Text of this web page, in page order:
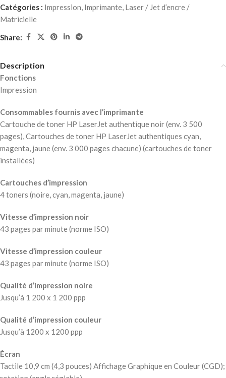
Catégories : Impression, Imprimante, Laser / Jet d’encre /
Matricielle
Share:
Description
Fonctions
Impression
Consommables fournis avec l’imprimante
Cartouche de toner HP LaserJet authentique noir (env. 3 500
pages), Cartouches de toner HP LaserJet authentiques cyan,
magenta, jaune (env. 3 000 pages chacune) (cartouches de toner
installées)
Cartouches d’impression
4 toners (noire, cyan, magenta, jaune)
Vitesse d’impression noir
43 pages par minute (norme ISO)
Vitesse d’impression couleur
43 pages par minute (norme ISO)
Qualité d’impression noire
Jusqu’à 1 200 x 1 200 ppp
Qualité d’impression couleur
Jusqu’à 1200 x 1200 ppp
Écran
Tactile 10,9 cm (4,3 pouces) Affichage Graphique en Couleur (CGD);